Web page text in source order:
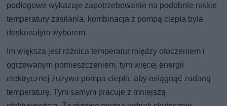
podłogowe wykazuje zapotrzebowanie na podobnie niskie
temperatury zasilania, kombinacja z pompą ciepła była
doskonałym wyborem.
Im większa jest różnica temperatur między otoczeniem i
ogrzewanym pomieszczeniem, tym więcej energii
elektrycznej zużywa pompa ciepła, aby osiągnąć zadaną
temperaturę. Tym samym pracuje z mniejszą